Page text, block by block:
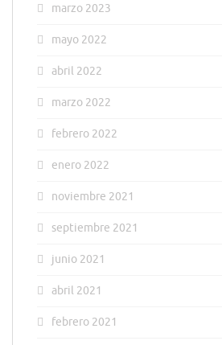
marzo 2023
mayo 2022
abril 2022
marzo 2022
febrero 2022
enero 2022
noviembre 2021
septiembre 2021
junio 2021
abril 2021
febrero 2021